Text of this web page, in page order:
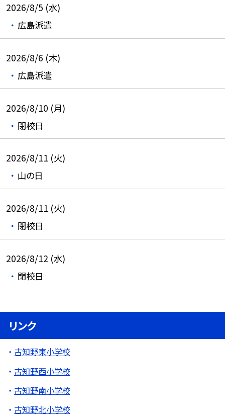
2026/8/5 (水)
広島派遣
2026/8/6 (木)
広島派遣
2026/8/10 (月)
閉校日
2026/8/11 (火)
山の日
2026/8/11 (火)
閉校日
2026/8/12 (水)
閉校日
リンク
古知野東小学校
古知野西小学校
古知野南小学校
古知野北小学校